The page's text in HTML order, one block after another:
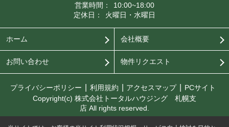
営業時間：
10:00~18:00
定休日：
火曜日・水曜日
ホーム 会社概要
お問い合わせ 物件リクエスト
プライバシーポリシー 利用規約 アクセスマップ
PCサイト
Copyright(c) 株式会社トータルハウジング 札幌支
店 All rights reserved.